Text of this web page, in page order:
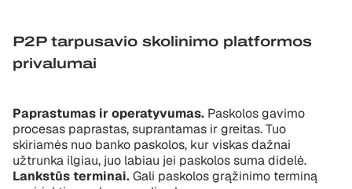
P2P tarpusavio skolinimo platformos
privalumai
Paprastumas ir operatyvumas. Paskolos gavimo
procesas paprastas, suprantamas ir greitas. Tuo
skiriamės nuo banko paskolos, kur viskas dažnai
užtrunka ilgiau, juo labiau jei paskolos suma didelė.
Lankstūs terminai.Gali paskolos grąžinimo terminą